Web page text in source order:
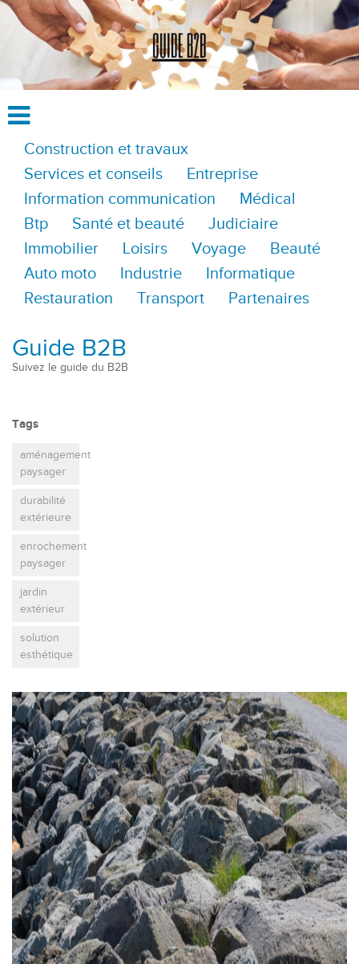
Construction et travaux
Services et conseils
Entreprise
Information communication
Médical
Btp
Santé et beauté
Judiciaire
Immobilier
Loisirs Voyage
Beauté
Auto moto
Industrie
Informatique
Restauration
Transport Partenaires
Guide B2B
Suivez le guide du B2B
Tags
aménagement
paysager
durabilité
extérieure
enrochement
paysager
jardin
extérieur
solution
esthétique